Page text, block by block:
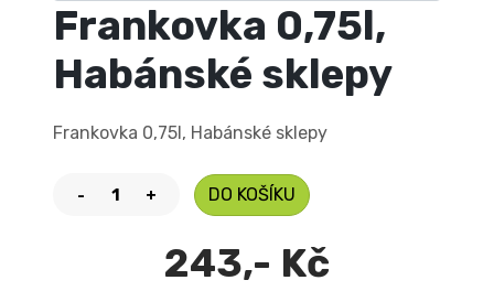
Frankovka 0,75l,
Habánské sklepy
Frankovka 0,75l, Habánské sklepy
- + DO KOŠÍKU
243,- Kč